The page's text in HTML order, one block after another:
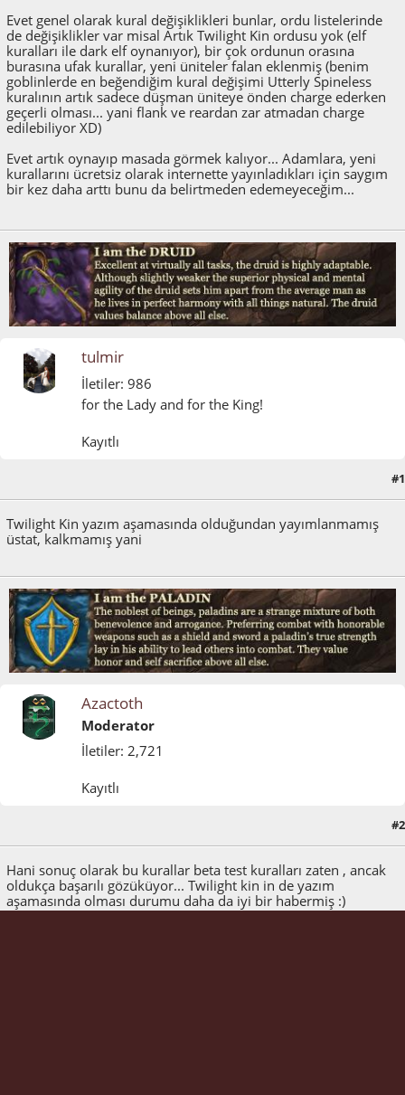
Evet genel olarak kural değişiklikleri bunlar, ordu listelerinde
de değişiklikler var misal Artık Twilight Kin ordusu yok (elf
kuralları ile dark elf oynanıyor), bir çok ordunun orasına
burasına ufak kurallar, yeni üniteler falan eklenmiş (benim
goblinlerde en beğendiğim kural değişimi Utterly Spineless
kuralının artık sadece düşman üniteye önden charge ederken
geçerli olması... yani flank ve reardan zar atmadan charge
edilebiliyor XD)
Evet artık oynayıp masada görmek kalıyor... Adamlara, yeni
kurallarını ücretsiz olarak internette yayınladıkları için saygım
bir kez daha arttı bunu da belirtmeden edemeyeceğim...
tulmir
İletiler: 986
for the Lady and for the King!
Kayıtlı
#1
Twilight Kin yazım aşamasında olduğundan yayımlanmamış
üstat, kalkmamış yani
Azactoth
Moderator
İletiler: 2,721
Kayıtlı
#2
Hani sonuç olarak bu kurallar beta test kuralları zaten , ancak
oldukça başarılı gözüküyor... Twilight kin in de yazım
aşamasında olması durumu daha da iyi bir habermiş :)